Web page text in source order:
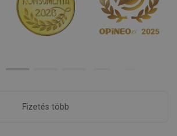
Fizetés több